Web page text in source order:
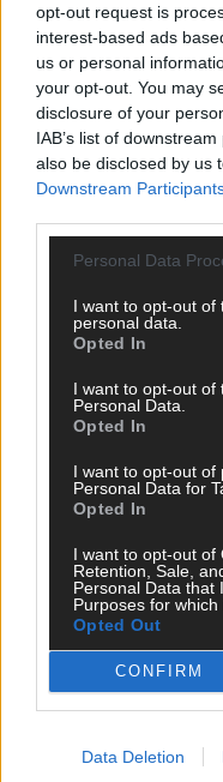
opt-out request is
interest-based ads
us or personal
your opt-out. You may
disclosure of your
IAB’s list of
also be disclosed by us
Downstream
Personal Data
I want to opt-out of
personal data.
Opted In
I want to opt-out of
Personal Data.
Opted In
I want to opt-out of
Personal Data for
Opted In
I want to opt-out of
Retention, Sale,
Personal Data that
Purposes for which
Opted Out
CONFIRM
Data Deletion
AD
Germany’s
des Castings